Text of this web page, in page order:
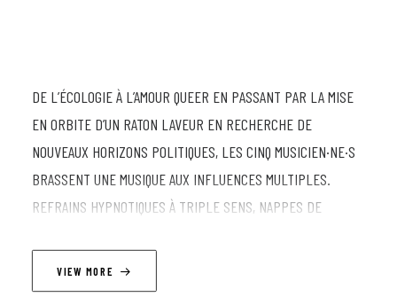
DE L’ÉCOLOGIE À L’AMOUR QUEER EN PASSANT PAR LA MISE
EN ORBITE D’UN RATON LAVEUR EN RECHERCHE DE
NOUVEAUX HORIZONS POLITIQUES, LES CINQ MUSICIEN·NE·S
BRASSENT UNE MUSIQUE AUX INFLUENCES MULTIPLES.
REFRAINS HYPNOTIQUES À TRIPLE SENS, NAPPES DE
DE COSTUME COMME DE STYLE. ATOMIC PING PONG VOUS
VIEW MORE